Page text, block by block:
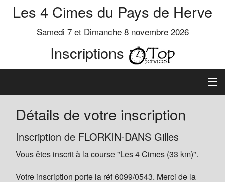
Les 4 Cimes du Pays de Herve
Samedi 7 et Dimanche 8 novembre 2026
Inscriptions
Inscription
Préinscrits
Informations
Détails de votre inscription
Inscription de FLORKIN-DANS Gilles
Vous êtes inscrit à la course "Les 4 Cimes (33 km)".
Votre inscription porte la réf 6099/0543. Merci de la